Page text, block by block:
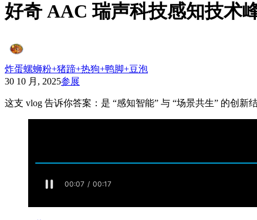
好奇 AAC 瑞声科技感知技术
炸蛋螺蛳粉+猪蹄+热狗+鸭脚+豆泡
30 10 月, 2025参展
这支 vlog 告诉你答案：是 “感知智能” 与 “场景共生” 的创